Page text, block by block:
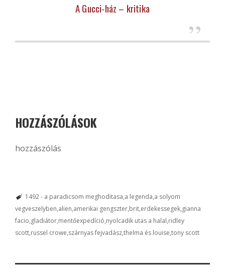
A Gucci-ház – kritika
HOZZÁSZÓLÁSOK
hozzászólás
1492 - a paradicsom meghoditasa a legenda a solyom
vegveszelyben alien amerikai gengszter brit erdekessegek gianna
facio gladiátor mentőexpedíció nyolcadik utas a halal ridley
scott russel crowe szárnyas fejvadászthelma és louise tony scott